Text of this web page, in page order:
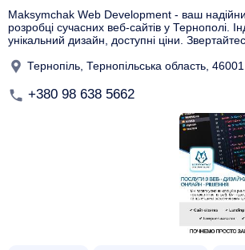
Maksymchak Web Development - ваш
розробці сучасних веб-сайтів у Тернополі.
унікальний дизайн, доступні ціни.
Тернопіль, Тернопільська область, 46001
+380 98 638 5662